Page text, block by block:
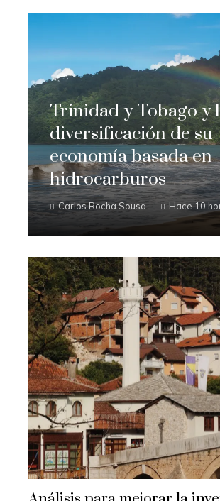
Trinidad y Tobago y
diversificación de su
economía basada en
hidrocarburos
Carlos Rocha Sousa Hace 10